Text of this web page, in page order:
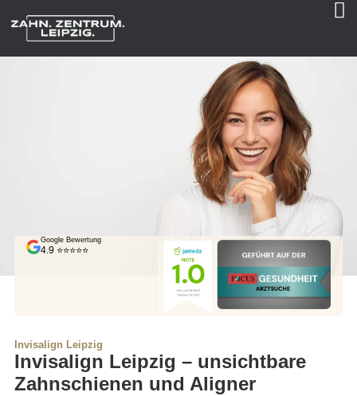
Google Bewertung
4.9 ⭐⭐⭐⭐⭐
Invisalign Leipzig
Invisalign Leipzig – unsichtbare
Zahnschienen und Aligner